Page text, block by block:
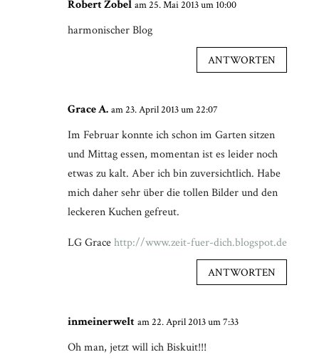
Robert Zobel am 25. Mai 2013 um 10:00
harmonischer Blog
ANTWORTEN
Grace A. am 23. April 2013 um 22:07
Im Februar konnte ich schon im Garten sitzen
und Mittag essen, momentan ist es leider noch
etwas zu kalt. Aber ich bin zuversichtlich. Habe
mich daher sehr über die tollen Bilder und den
leckeren Kuchen gefreut.
LG Gracehttp://www.zeit-fuer-dich.blogspot.de
ANTWORTEN
inmeinerwelt am 22. April 2013 um 7:33
Oh man, jetzt will ich Biskuit!!!